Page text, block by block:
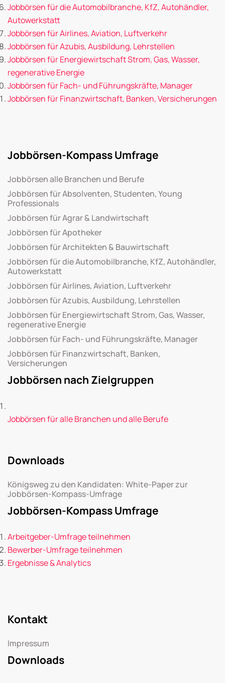
Jobbörsen für die Automobilbranche, KfZ, Autohändler,
Autowerkstatt
Jobbörsen für Airlines, Aviation, Luftverkehr
Jobbörsen für Azubis, Ausbildung, Lehrstellen
Jobbörsen für Energiewirtschaft Strom, Gas, Wasser,
regenerative Energie
Jobbörsen für Fach- und Führungskräfte, Manager
Jobbörsen für Finanzwirtschaft, Banken, Versicherungen
Jobbörsen-Kompass Umfrage
Jobbörsen alle Branchen und Berufe
Jobbörsen für Absolventen, Studenten, Young
Professionals
Jobbörsen für Agrar & Landwirtschaft
Jobbörsen für Apotheker
Jobbörsen für Architekten & Bauwirtschaft
Jobbörsen für die Automobilbranche, KfZ, Autohändler,
Autowerkstatt
Jobbörsen für Airlines, Aviation, Luftverkehr
Jobbörsen für Azubis, Ausbildung, Lehrstellen
Jobbörsen für Energiewirtschaft Strom, Gas, Wasser,
regenerative Energie
Jobbörsen für Fach- und Führungskräfte, Manager
Jobbörsen für Finanzwirtschaft, Banken,
Versicherungen
Jobbörsen nach Zielgruppen
Jobbörsen für alle Branchen und alle Berufe
Downloads
Königsweg zu den Kandidaten: White-Paper zur
Jobbörsen-Kompass-Umfrage
Jobbörsen-Kompass Umfrage
Arbeitgeber-Umfrage teilnehmen
Bewerber-Umfrage teilnehmen
Ergebnisse & Analytics
Kontakt
Impressum
Downloads